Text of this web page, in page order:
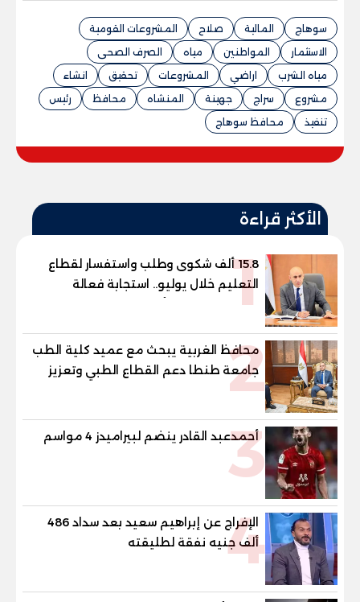
سوهاج المالية صلاح
المشروعات القومية
الاستثمار
المواطنين مياه
الصرف الصحى
مياه الشرب
اراضي المشروعات تحقيق
انشاء
مشروع
سراج جهينة المنشاه محافظ
رئيس
تنفيذ
محافظ سوهاج
الأكثر قراءة
115.8 ألف شكوى وطلب واستفسار لقطاع
التعليم خلال يوليو.. استجابة فعالة
لشكاوى الطلاب وأولياء الأمور
2
محافظ الغربية يبحث مع عميد كلية الطب
جامعة طنطا دعم القطاع الطبي وتعزيز
الاستفادة من الخبرات الأكاديمية
3
أحمدعبد القادر ينضم لبيراميدز 4 مواسم
4
الإفراج عن إبراهيم سعيد بعد سداد 486
ألف جنيه نفقة لطليقته